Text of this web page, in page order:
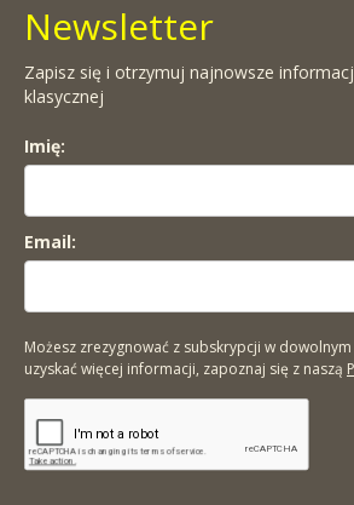
Newsletter
Zapisz się i otrzymuj najnowsze
klasycznej
Imię:
Email:
Możesz zrezygnować z subskrypcji w
uzyskać więcej informacji, zapoznaj się z naszą